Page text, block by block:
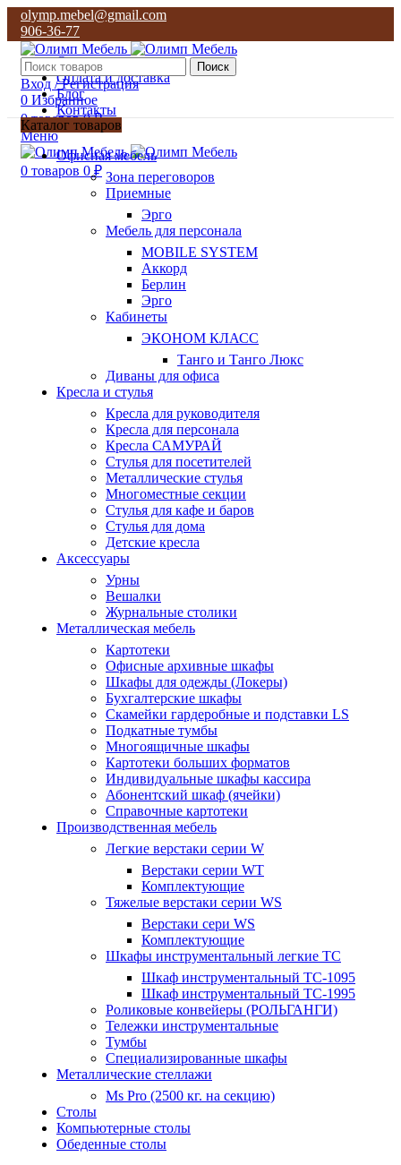
olymp.mebel@gmail.com
906-36-77
О нас
Оплата и доставка
Блог
Контакты
906-36-77
Поиск
Вход / Регистрация
0 Избранное
0товаров 0₽
Меню
0 товаров 0 ₽
Каталог товаров
Офисная мебель
Зона переговоров
Приемные
Эрго
Мебель для персонала
MOBILE SYSTEM
Аккорд
Берлин
Эрго
Кабинеты
ЭКОНОМ КЛАСС
Танго и Танго Люкс
Диваны для офиса
Кресла и стулья
Кресла для руководителя
Кресла для персонала
Кресла САМУРАЙ
Стулья для посетителей
Металлические стулья
Многоместные секции
Стулья для кафе и баров
Стулья для дома
Детские кресла
Аксессуары
Урны
Вешалки
Журнальные столики
Металлическая мебель
Картотеки
Офисные архивные шкафы
Шкафы для одежды (Локеры)
Бухгалтерские шкафы
Скамейки гардеробные и подставки LS
Подкатные тумбы
Многоящичные шкафы
Картотеки больших форматов
Индивидуальные шкафы кассира
Абонентский шкаф (ячейки)
Справочные картотеки
Производственная мебель
Легкие верстаки серии W
Верстаки серии WT
Комплектующие
Тяжелые верстаки серии WS
Верстаки сери WS
Комплектующие
Шкафы инструментальный легкие ТС
Шкаф инструментальный TC-1095
Шкаф инструментальный TC-1995
Роликовые конвейеры (РОЛЬГАНГИ)
Тележки инструментальные
Тумбы
Специализированные шкафы
Металлические стеллажи
Ms Pro (2500 кг. на секцию)
Столы
Компьютерные столы
Обеденные столы